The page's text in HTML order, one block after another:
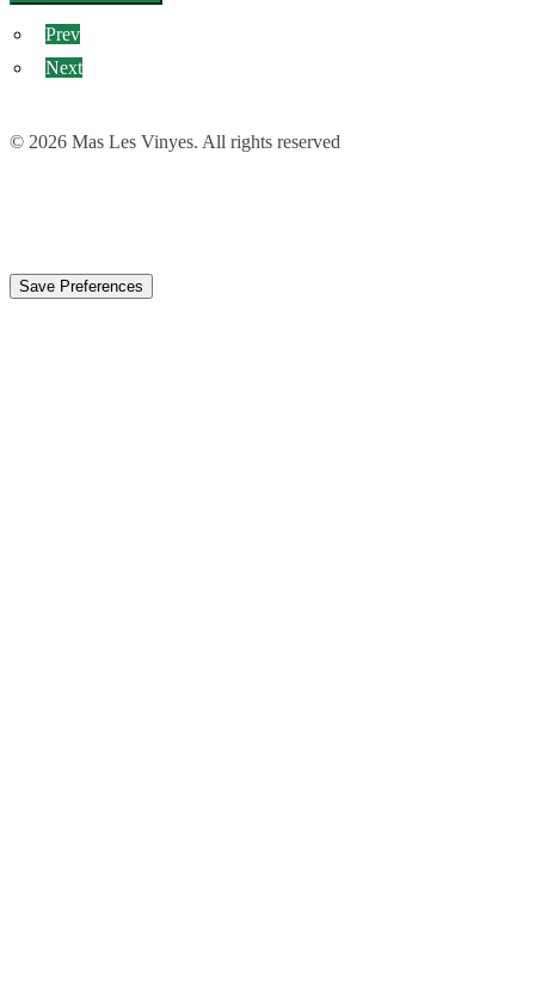
Prev
Next
© 2026 Mas Les Vinyes. All rights reserved